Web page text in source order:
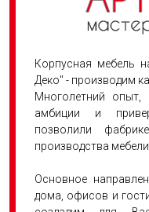
Корпусная мебель
Деко" - производим
Многолетний опыт,
амбиции и
позволили
производства
Основное
дома, офисов и